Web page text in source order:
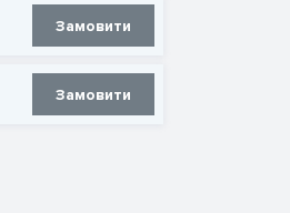
Замовити
Замовити